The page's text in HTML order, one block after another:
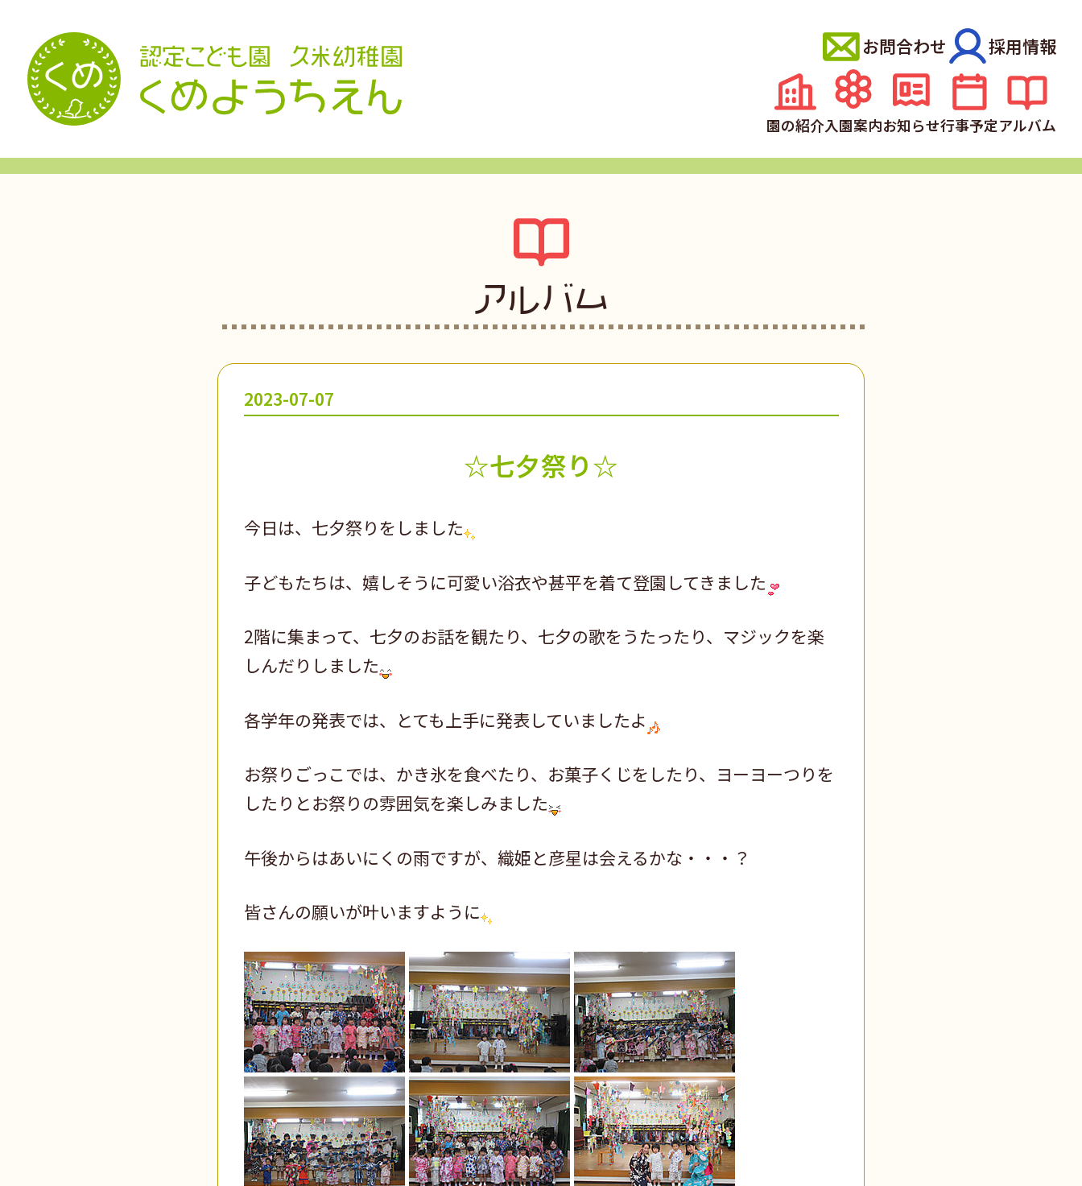
園の紹介入園案内お知らせ行事予定アルバム
お問合わせ 採用情報
アルバム
2023-07-07
☆七夕祭り☆
今日は、七夕祭りをしました
子どもたちは、嬉しそうに可愛い浴衣や甚平を着て登園してきました
2階に集まって、七夕のお話を観たり、七夕の歌をうたったり、マジックを楽
しんだりしました
各学年の発表では、とても上手に発表していましたよ
お祭りごっこでは、かき氷を食べたり、お菓子くじをしたり、ヨーヨーつりを
したりとお祭りの雰囲気を楽しみました
午後からはあいにくの雨ですが、織姫と彦星は会えるかな・・・？
皆さんの願いが叶いますように